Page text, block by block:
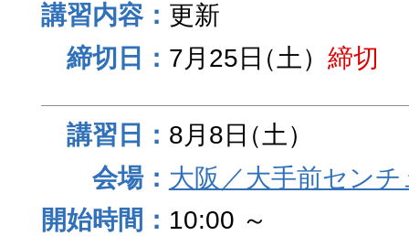
更新
7月25日（土） 締切
8月8日（土）
大阪／大手前セン
10:00 ～